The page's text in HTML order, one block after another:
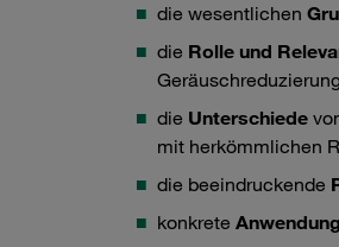
die wesentlichen
die Rolle und
die Unterschiede
mit herkömmlichen
die beeindruckende
konkrete